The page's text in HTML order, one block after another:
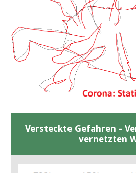
Versteckte Gefahren -
vernetzten